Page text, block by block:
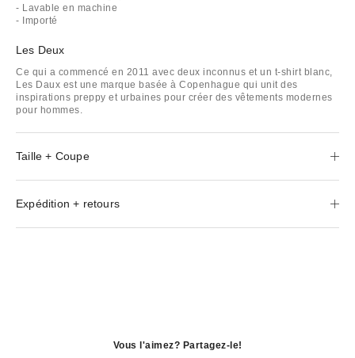
- Lavable en machine
- Importé
Les Deux
Ce qui a commencé en 2011 avec deux inconnus et un t-shirt blanc,
Les Daux est une marque basée à Copenhague qui unit des
inspirations preppy et urbaines pour créer des vêtements modernes
pour hommes.
Taille + Coupe
Expédition + retours
Vous l'aimez? Partagez-le!